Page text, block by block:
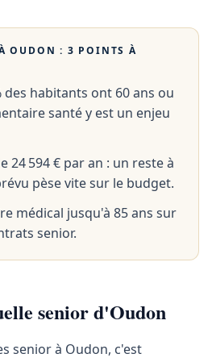
OUDON : 3 POINTS À
des habitants ont 60 ans ou
santé y est un enjeu
24 594 € par an : un reste à
pèse vite sur le budget.
médical jusqu'à 85 ans sur
senior.
senior d'Oudon
senior à Oudon, c'est